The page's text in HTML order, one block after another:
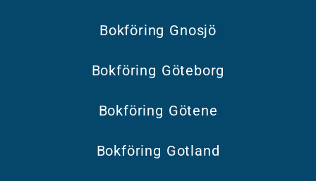
Bokföring Gnosjö
Bokföring Göteborg
Bokföring Götene
Bokföring Gotland